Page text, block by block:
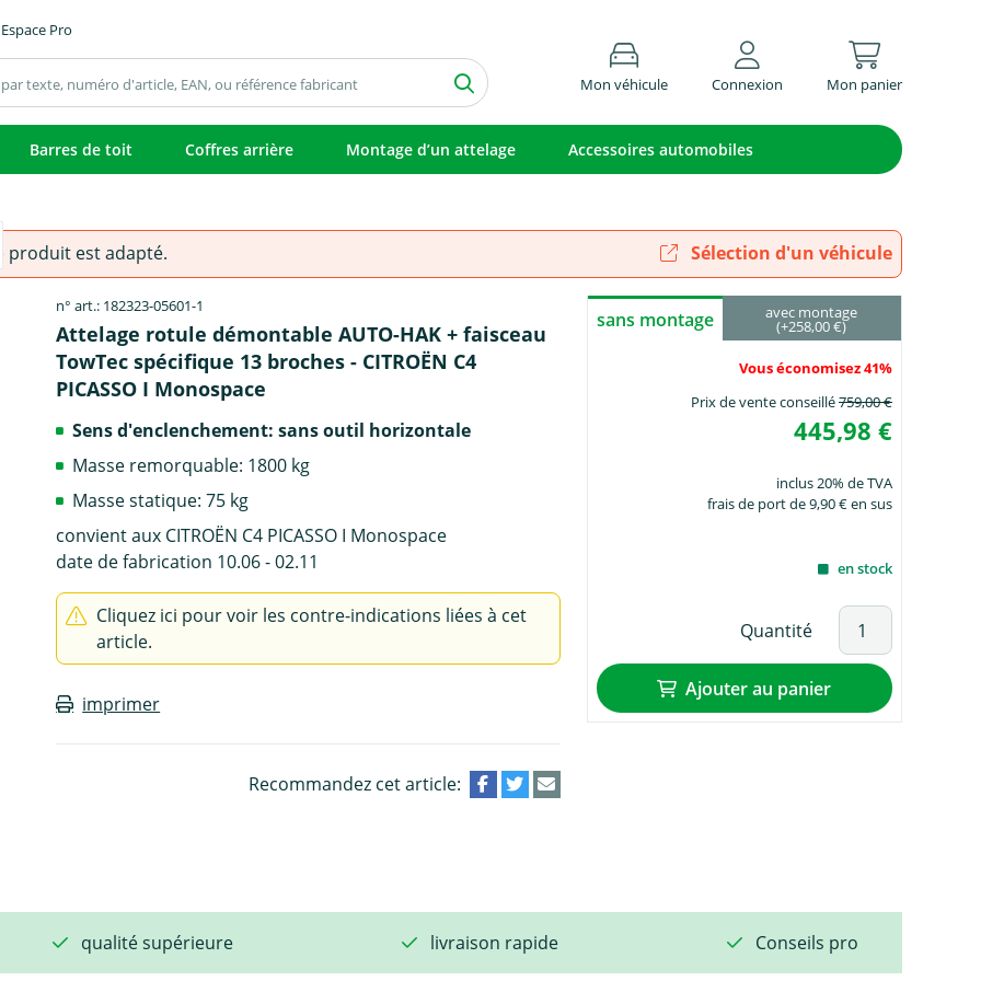
Espace Pro
Mon véhicule Connexion Mon panier
Barres de toit Coffres arrière Montage d’un attelage Accessoires automobiles
produit est adapté. Sélection d'un véhicule
n° art.: 182323-05601-1
Attelage rotule démontable AUTO-HAK + faisceau
TowTec spécifique 13 broches - CITROËN C4
PICASSO I Monospace
Sens d'enclenchement: sans outil horizontale
Masse remorquable: 1800 kg
Masse statique: 75 kg
convient aux CITROËN C4 PICASSO I Monospace
date de fabrication 10.06 - 02.11
Cliquez ici pour voir les contre-indications liées à cet
article.
imprimer
Recommandez cet article:
sans montage avec montage
(+258,00 €)
Vous économisez 41%
Prix de vente conseillé759,00 €
445,98 €
inclus 20% de TVA
frais de port de 9,90 € en sus
en stock
Quantité
Ajouter au panier
qualité supérieure livraison rapide Conseils pro